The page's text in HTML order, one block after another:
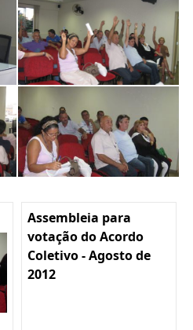
Assembleia para
votação do Acordo
Coletivo - Agosto de
2012